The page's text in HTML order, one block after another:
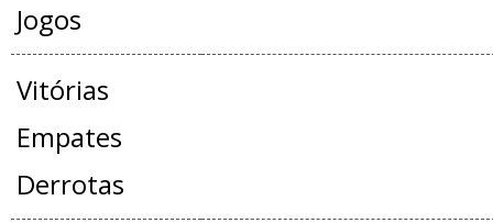
Jogos
Vitórias
Empates
Derrotas